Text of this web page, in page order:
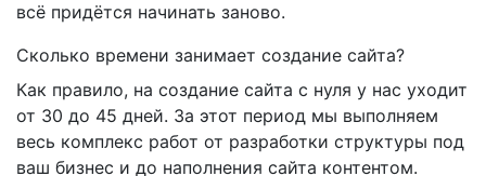
всё придётся начинать заново.
Сколько времени занимает создание сайта?
Как правило, на создание сайта с нуля у нас уходит
от 30 до 45 дней. За этот период мы выполняем
весь комплекс работ от разработки структуры под
ваш бизнес и до наполнения сайта контентом.